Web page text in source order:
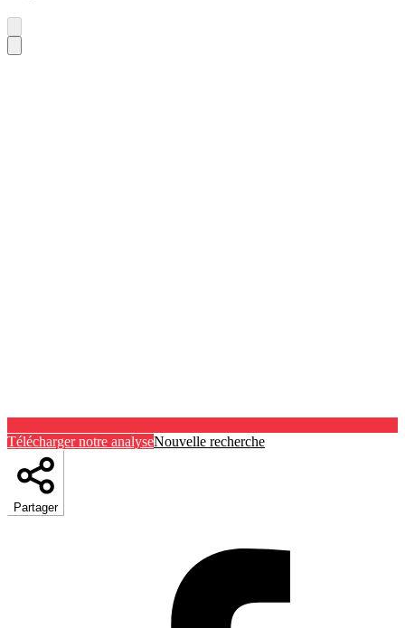
Télécharger notre analyseNouvelle recherche
Partager